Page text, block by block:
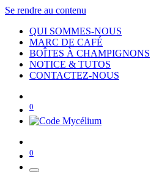
Se rendre au contenu
QUI SOMMES-NOUS
MARC DE CAFÉ
BOÎTES À CHAMPIGNONS
NOTICE & TUTOS
CONTACTEZ-NOUS
0
0